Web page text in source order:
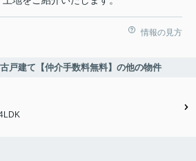
情報の見方
戸建て【仲介手数料無料】の他の物件